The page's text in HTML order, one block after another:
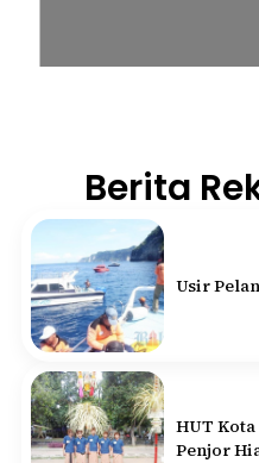
Berita
Usir
HUT
Penjor